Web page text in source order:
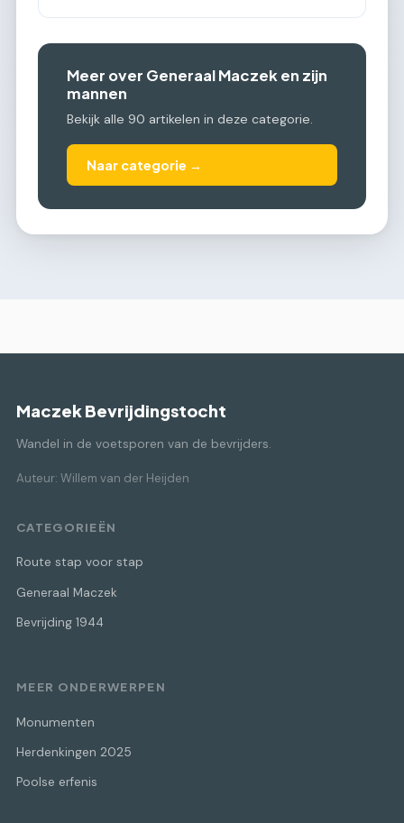
Meer over Generaal Maczek en zijn
mannen
Bekijk alle 90 artikelen in deze categorie.
Naar categorie →
Maczek Bevrijdingstocht
Wandel in de voetsporen van de bevrijders.
Auteur: Willem van der Heijden
CATEGORIEËN
Route stap voor stap
Generaal Maczek
Bevrijding 1944
MEER ONDERWERPEN
Monumenten
Herdenkingen 2025
Poolse erfenis